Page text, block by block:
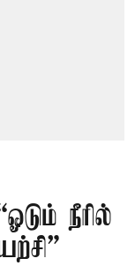
நீரில்
–